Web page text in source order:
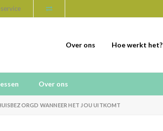
Over ons Hoe werkt het?
Over ons
WANNEER HET JOU UITKOMT